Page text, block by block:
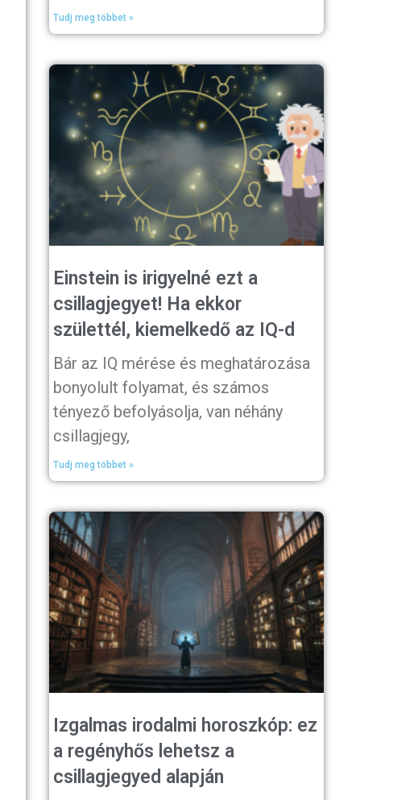
Tudj meg többet »
Einstein is irigyelné ezt a
csillagjegyet! Ha ekkor
születtél, kiemelkedő az IQ-d
Bár az IQ mérése és meghatározása
bonyolult folyamat, és számos
tényező befolyásolja, van néhány
csillagjegy,
Tudj meg többet »
Izgalmas irodalmi horoszkóp: ez
a regényhős lehetsz a
csillagjegyed alapján